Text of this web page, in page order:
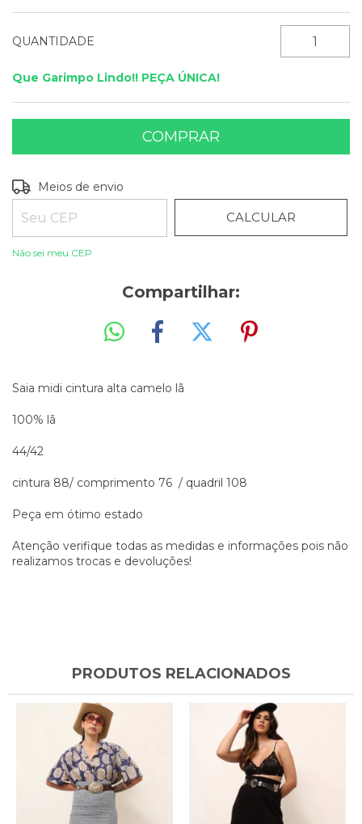
QUANTIDADE
Que Garimpo Lindo!! PEÇA ÚNICA!
Entregas para o CEP:
Meios de envio
CALCULAR
Não sei meu CEP
Compartilhar:
Saia midi cintura alta camelo lã
100% lã
44/42
cintura 88/ comprimento 76 / quadril 108
Peça em ótimo estado
Atenção verifique todas as medidas e informações pois não
realizamos trocas e devoluções!
PRODUTOS RELACIONADOS